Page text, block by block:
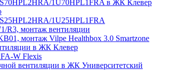
1U70HPL1FRA в ЖК Клевер
1U25HPL1FRA
R3, монтаж вентиляции
монтаж Vilpe Healthbox 3.0 Smartzone
в ЖК Клевер
W Flexis
вентиляции в ЖК Университетский